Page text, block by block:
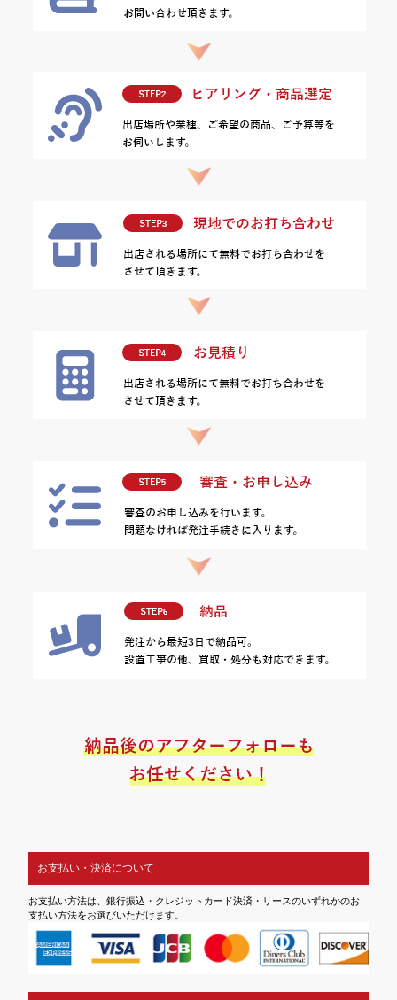
お支払い・決済について
お支払い方法は、銀行振込・クレジットカード決済・リースのいずれかのお
支払い方法をお選びいただけます。